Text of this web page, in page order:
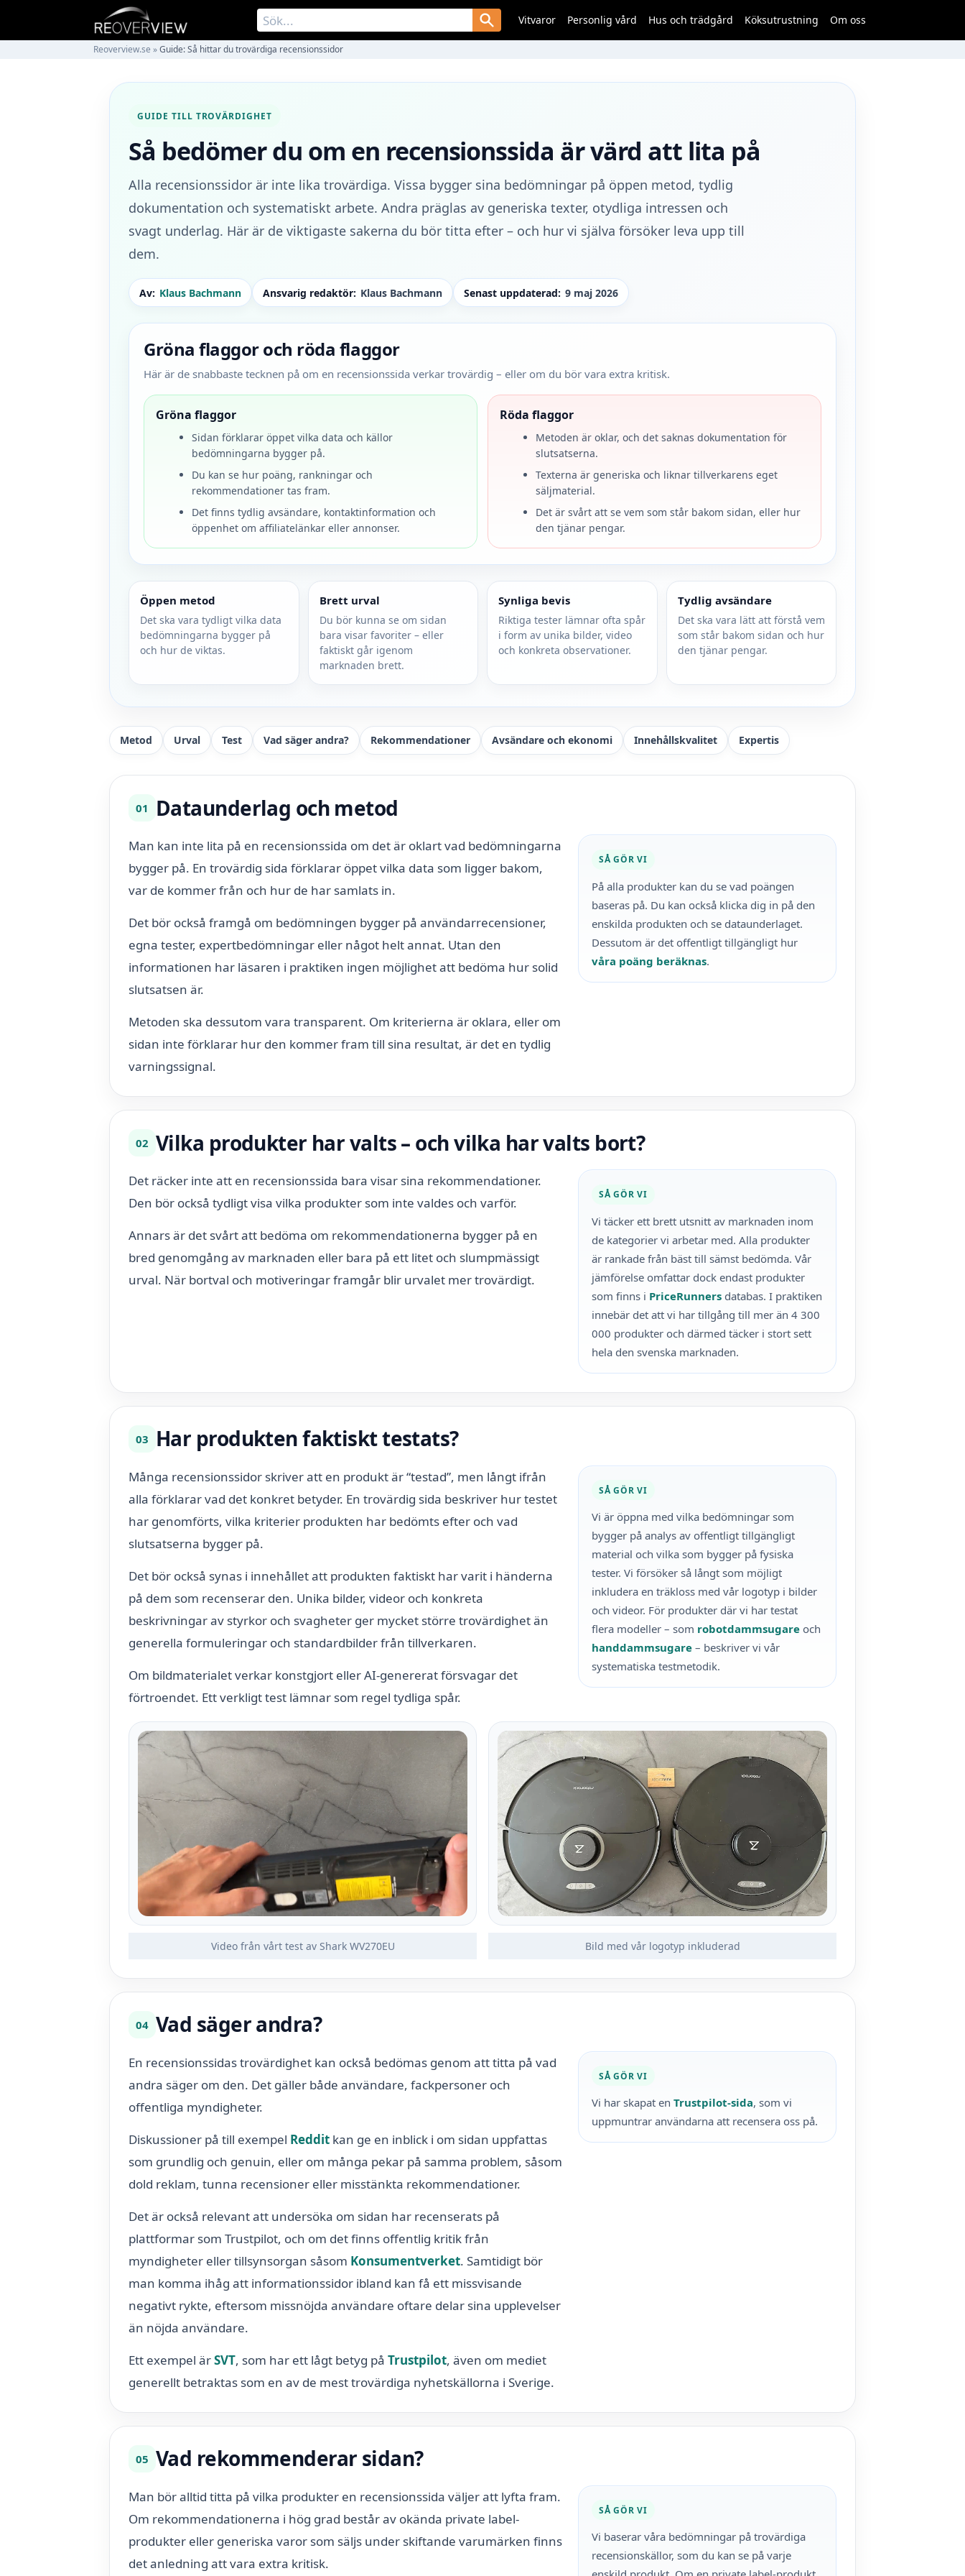
Vitvaror Personlig vård Hus och trädgård Köksutrustning Om oss
Reoverview.se »Guide: Så hittar du trovärdiga recensionssidor
GUIDE TILL TROVÄRDIGHET
Så bedömer du om en recensionssida är värd att lita på
Alla recensionssidor är inte lika trovärdiga. Vissa bygger sina bedömningar på öppen metod, tydlig
dokumentation och systematiskt arbete. Andra präglas av generiska texter, otydliga intressen och
svagt underlag. Här är de viktigaste sakerna du bör titta efter – och hur vi själva försöker leva upp till
dem.
Av: Klaus Bachmann Ansvarig redaktör: Klaus Bachmann Senast uppdaterad: 9 maj 2026
Gröna flaggor och röda flaggor
Här är de snabbaste tecknen på om en recensionssida verkar trovärdig – eller om du bör vara extra kritisk.
Gröna flaggor
Sidan förklarar öppet vilka data och källor
bedömningarna bygger på.
Du kan se hur poäng, rankningar och
rekommendationer tas fram.
Det finns tydlig avsändare, kontaktinformation och
öppenhet om affiliatelänkar eller annonser.
Röda flaggor
Metoden är oklar, och det saknas dokumentation för
slutsatserna.
Texterna är generiska och liknar tillverkarens eget
säljmaterial.
Det är svårt att se vem som står bakom sidan, eller hur
den tjänar pengar.
Öppen metod
Det ska vara tydligt vilka data
bedömningarna bygger på
och hur de viktas.
Brett urval
Du bör kunna se om sidan
bara visar favoriter – eller
faktiskt går igenom
marknaden brett.
Synliga bevis
Riktiga tester lämnar ofta spår
i form av unika bilder, video
och konkreta observationer.
Tydlig avsändare
Det ska vara lätt att förstå vem
som står bakom sidan och hur
den tjänar pengar.
Metod Urval Test Vad säger andra? Rekommendationer Avsändare och ekonomi Innehållskvalitet Expertis
01 Dataunderlag och metod
Man kan inte lita på en recensionssida om det är oklart vad bedömningarna
bygger på. En trovärdig sida förklarar öppet vilka data som ligger bakom,
var de kommer från och hur de har samlats in.
Det bör också framgå om bedömningen bygger på användarrecensioner,
egna tester, expertbedömningar eller något helt annat. Utan den
informationen har läsaren i praktiken ingen möjlighet att bedöma hur solid
slutsatsen är.
Metoden ska dessutom vara transparent. Om kriterierna är oklara, eller om
sidan inte förklarar hur den kommer fram till sina resultat, är det en tydlig
varningssignal.
SÅ GÖR VI
På alla produkter kan du se vad poängen
baseras på. Du kan också klicka dig in på den
enskilda produkten och se dataunderlaget.
Dessutom är det offentligt tillgängligt hur
våra poäng beräknas.
02 Vilka produkter har valts – och vilka har valts bort?
Det räcker inte att en recensionssida bara visar sina rekommendationer.
Den bör också tydligt visa vilka produkter som inte valdes och varför.
Annars är det svårt att bedöma om rekommendationerna bygger på en
bred genomgång av marknaden eller bara på ett litet och slumpmässigt
urval. När bortval och motiveringar framgår blir urvalet mer trovärdigt.
SÅ GÖR VI
Vi täcker ett brett utsnitt av marknaden inom
de kategorier vi arbetar med. Alla produkter
är rankade från bäst till sämst bedömda. Vår
jämförelse omfattar dock endast produkter
som finns i PriceRunners databas. I praktiken
innebär det att vi har tillgång till mer än 4 300
000 produkter och därmed täcker i stort sett
hela den svenska marknaden.
03 Har produkten faktiskt testats?
Många recensionssidor skriver att en produkt är “testad”, men långt ifrån
alla förklarar vad det konkret betyder. En trovärdig sida beskriver hur testet
har genomförts, vilka kriterier produkten har bedömts efter och vad
slutsatserna bygger på.
Det bör också synas i innehållet att produkten faktiskt har varit i händerna
på dem som recenserar den. Unika bilder, videor och konkreta
beskrivningar av styrkor och svagheter ger mycket större trovärdighet än
generella formuleringar och standardbilder från tillverkaren.
Om bildmaterialet verkar konstgjort eller AI-genererat försvagar det
förtroendet. Ett verkligt test lämnar som regel tydliga spår.
SÅ GÖR VI
Vi är öppna med vilka bedömningar som
bygger på analys av offentligt tillgängligt
material och vilka som bygger på fysiska
tester. Vi försöker så långt som möjligt
inkludera en träkloss med vår logotyp i bilder
och videor. För produkter där vi har testat
flera modeller – som robotdammsugare och
handdammsugare – beskriver vi vår
systematiska testmetodik.
Video från vårt test av Shark WV270EU Bild med vår logotyp inkluderad
04 Vad säger andra?
En recensionssidas trovärdighet kan också bedömas genom att titta på vad
andra säger om den. Det gäller både användare, fackpersoner och
offentliga myndigheter.
Diskussioner på till exempel Reddit kan ge en inblick i om sidan uppfattas
som grundlig och genuin, eller om många pekar på samma problem, såsom
dold reklam, tunna recensioner eller misstänkta rekommendationer.
Det är också relevant att undersöka om sidan har recenserats på
plattformar som Trustpilot, och om det finns offentlig kritik från
myndigheter eller tillsynsorgan såsom Konsumentverket. Samtidigt bör
man komma ihåg att informationssidor ibland kan få ett missvisande
negativt rykte, eftersom missnöjda användare oftare delar sina upplevelser
än nöjda användare.
Ett exempel ärSVT, som har ett lågt betyg på Trustpilot, även om mediet
generellt betraktas som en av de mest trovärdiga nyhetskällorna i Sverige.
SÅ GÖR VI
Vi har skapat enTrustpilot-sida, som vi
uppmuntrar användarna att recensera oss på.
05 Vad rekommenderar sidan?
Man bör alltid titta på vilka produkter en recensionssida väljer att lyfta fram.
Om rekommendationerna i hög grad består av okända private label-
produkter eller generiska varor som säljs under skiftande varumärken finns
det anledning att vara extra kritisk.
SÅ GÖR VI
Vi baserar våra bedömningar på trovärdiga
recensionskällor, som du kan se på varje